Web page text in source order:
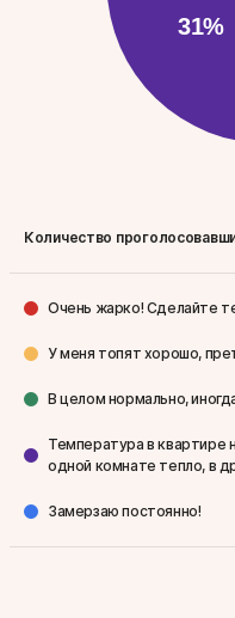
Количество
Очень жарко! Сделайте
У меня топят хорошо,
В целом нормально,
Температура в квартире
одной комнате тепло, в
Замерзаю постоянно!